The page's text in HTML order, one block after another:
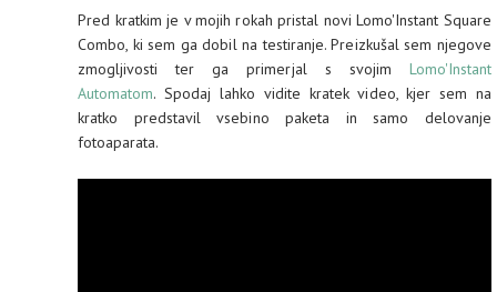
Pred kratkim je v mojih rokah pristal novi Lomo'Instant Square
Combo, ki sem ga dobil na testiranje. Preizkušal sem njegove
zmogljivosti ter ga primerjal s svojim Lomo'Instant
Automatom. Spodaj lahko vidite kratek video, kjer sem na
kratko predstavil vsebino paketa in samo delovanje
fotoaparata.